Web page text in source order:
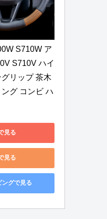
S710W ア
S710V ハイ
リップ 茶木
グ コンビ ハ
見る
見る
グで見る